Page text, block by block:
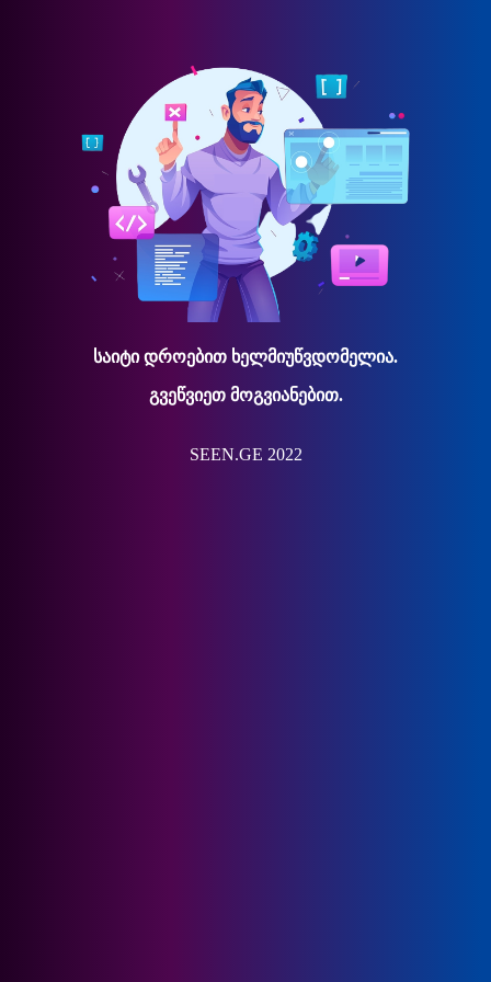
საიტი დროებით ხელმიუწვდომელია.
გვეწვიეთ მოგვიანებით.
SEEN.GE 2022